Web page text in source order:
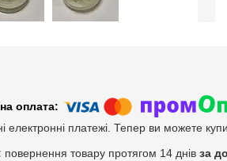
електронні платежі. Тепер ви можете
повернення товару протягом 14 днів за